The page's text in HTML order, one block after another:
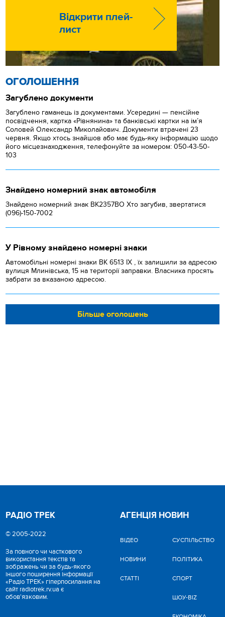
Відкрити плей-
лист
ОГОЛОШЕННЯ
Загублено документи
Загублено гаманець із документами. Усередині — пенсійне
посвідчення, картка «Рівнянина» та банківські картки на ім’я
Соловей Олександр Миколайович. Документи втрачені 23
червня. Якщо хтось знайшов або має будь-яку інформацію щодо
його місцезнаходження, телефонуйте за номером: 050-43-50-
103
Знайдено номерний знак автомобіля
Знайдено номерний знак ВК2357ВО Хто загубив, звертатися
(096)-150-7002
У Рівному знайдено номерні знаки
Автомобільні номерні знаки BK 6513 IX , їх залишили за адресою
вулиця Млинівська, 15 на території заправки. Власника просять
забрати за вказаною адресою.
Більше оголошень
РАДІО ТРЕК
© 2005-2022
За повного чи часткового
використання текстів та
зображень чи за будь-якого
іншого поширення інформації
«Радіо ТРЕК» гіперпосилання на
сайт radiotrek.rv.ua є
обов'язковим.
АГЕНЦІЯ НОВИН
ВІДЕО
НОВИНИ
СТАТТІ
CУСПІЛЬСТВО
ПОЛІТИКА
СПОРТ
ШОУ-BIZ